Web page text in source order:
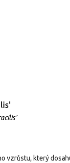
vzrůstu, který